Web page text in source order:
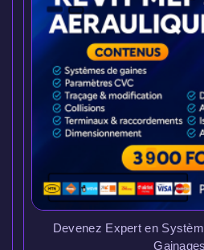
Devenez Expert en
Gainages